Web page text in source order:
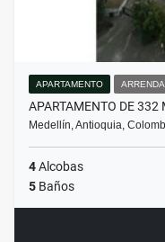
APARTAMENTO
APARTAMENTO DE 332
Medellín, Antioquia,
4Alcobas
5 Baños